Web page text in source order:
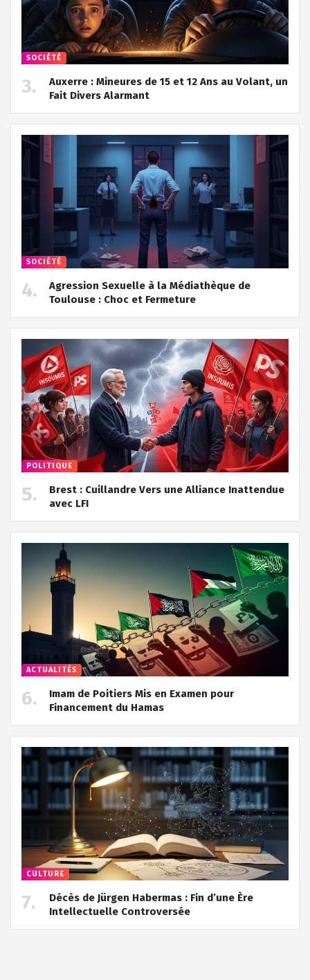
SOCIÉTÉ
Auxerre : Mineures de 15 et 12 Ans au Volant, un
Fait Divers Alarmant
SOCIÉTÉ
Agression Sexuelle à la Médiathèque de
Toulouse : Choc et Fermeture
POLITIQUE
Brest : Cuillandre Vers une Alliance Inattendue
avec LFI
ACTUALITÉS
Imam de Poitiers Mis en Examen pour
Financement du Hamas
CULTURE
Décès de Jürgen Habermas : Fin d’une Ère
Intellectuelle Controversée